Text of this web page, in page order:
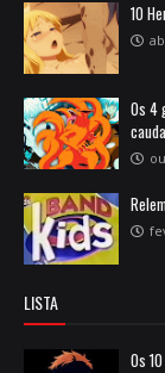
10
Os 4
LISTA
Os